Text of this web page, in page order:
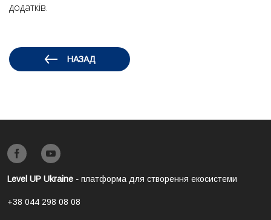
додатків.
НАЗАД
Level UP Ukraine - платформа для створення екосистеми
+38 044 298 08 08